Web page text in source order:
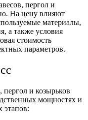
пергол и
На цену влияют
материалы,
а также условия
стоимость
параметров.
пергол и козырьков
мощностях и
этапов: